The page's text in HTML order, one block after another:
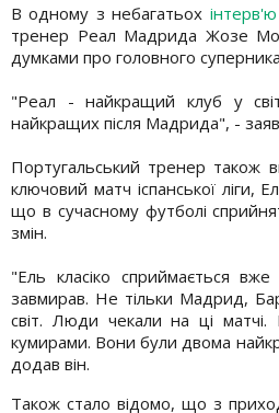
В одному з небагатьох інтерв'ю
тренер Реал Мадрида Жозе
думками про головного
"Реал - найкращий клуб у
найкращих після Мадрида", -
Португальський тренер також
ключовий матч іспанської ліги,
що в сучасному футболі
змін.
"Ель класіко сприймається
завмирав. Не тільки Мадрид,
світ. Люди чекали на ці матчі.
кумирами. Вони були двома
додав він.
Також стало відомо, що з